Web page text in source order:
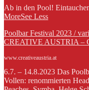
Ab in den Pool!
MoreSee Less
Poolbar Festival 2023 /
CREATIVE AUSTRIA –
www.creativeaustria.at
6.7. – 14.8.2023 Das
Vollen: renommierten